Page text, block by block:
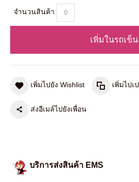
จำนวนสินค้า
เพิ่มในรถเข็น
เพิ่มไปยัง Wishlist เพิ่มไปเ
ส่งอีเมล์ไปยังเพื่อน
บริการส่งสินค้า EMS